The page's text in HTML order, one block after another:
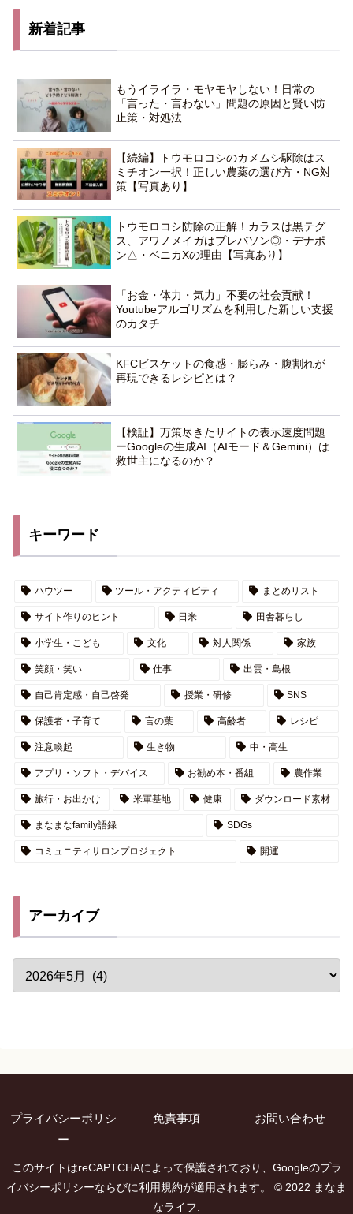
新着記事
もうイライラ・モヤモヤしない！日常の
「言った・言わない」問題の原因と賢い防
止策・対処法
【続編】トウモロコシのカメムシ駆除はス
ミチオン一択！正しい農薬の選び方・NG対
策【写真あり】
トウモロコシ防除の正解！カラスは黒テグ
ス、アワノメイガはプレバソン◎・デナポ
ン△・ベニカXの理由【写真あり】
「お金・体力・気力」不要の社会貢献！
Youtubeアルゴリズムを利用した新しい支援
のカタチ
KFCビスケットの食感・膨らみ・腹割れが
再現できるレシピとは？
【検証】万策尽きたサイトの表示速度問題
ーGoogleの生成AI（AIモード＆Gemini）は
救世主になるのか？
キーワード
ハウツー ツール・アクティビティ まとめリスト
サイト作りのヒント 日米 田舎暮らし
小学生・こども 文化 対人関係 家族
笑顔・笑い 仕事 出雲・島根
自己肯定感・自己啓発 授業・研修 SNS
保護者・子育て 言の葉 高齢者 レシピ
注意喚起 生き物 中・高生
アプリ・ソフト・デバイス お勧め本・番組 農作業
旅行・お出かけ 米軍基地 健康 ダウンロード素材
まなまなfamily語録 SDGs
コミュニティサロンプロジェクト 開運
アーカイブ
プライバシーポリシ
ー
免責事項 お問い合わせ
このサイトはreCAPTCHAによって保護されており、Googleのプラ
イバシーポリシーならびに利用規約が適用されます。 © 2022 まなま
なライフ.